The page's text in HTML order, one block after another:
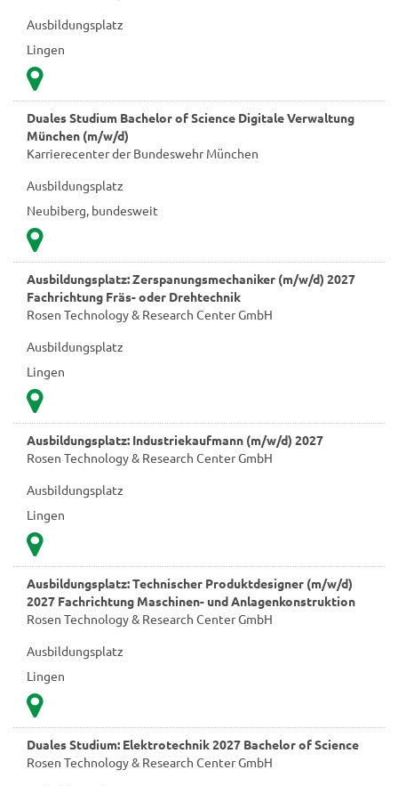
Ausbildungsplatz
Lingen
Duales Studium Bachelor of Science Digitale Verwaltung
München (m/w/d)
Karrierecenter der Bundeswehr München
Ausbildungsplatz
Neubiberg, bundesweit
Ausbildungsplatz: Zerspanungsmechaniker (m/w/d) 2027
Fachrichtung Fräs- oder Drehtechnik
Rosen Technology & Research Center GmbH
Ausbildungsplatz
Lingen
Ausbildungsplatz: Industriekaufmann (m/w/d) 2027
Rosen Technology & Research Center GmbH
Ausbildungsplatz
Lingen
Ausbildungsplatz: Technischer Produktdesigner (m/w/d)
2027 Fachrichtung Maschinen- und Anlagenkonstruktion
Rosen Technology & Research Center GmbH
Ausbildungsplatz
Lingen
Duales Studium: Elektrotechnik 2027 Bachelor of Science
Rosen Technology & Research Center GmbH